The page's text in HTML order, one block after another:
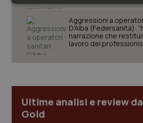
Tumori gastrointestinali
Ulcera & Reflusso
Vaccini
Aggressioni a
D’Alba (Federsanità):
narrazione che
lavoro dei
Ultime analisi e review
Gold
Necessari Statistici
sito web abilitandone funzionalità di
navigazione sulle pagine e l'accesso
protette del sito. Il sito web non è in